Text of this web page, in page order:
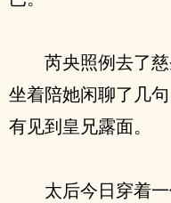
芮央照例去了
坐着陪她闲聊了几
有见到皇兄露面。
太后今日穿着